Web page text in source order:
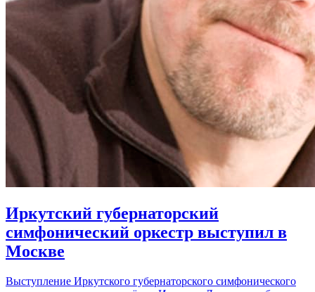
Иркутский губернаторский
симфонический оркестр выступил в
Москве
Выступление Иркутского губернаторского симфонического